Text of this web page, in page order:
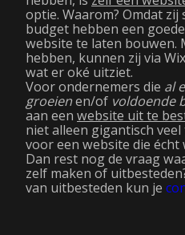
optie. Waarom? Omdat
budget hebben een
website te laten bouwen.
hebben, kunnen zij via
wat er oké uitziet.
Voor ondernemers die al
groeienen/of voldoende
aan een website uit te
niet alleen gigantisch
voor een website die écht
Dan rest nog de vraag
zelf maken of
van uitbesteden kun je